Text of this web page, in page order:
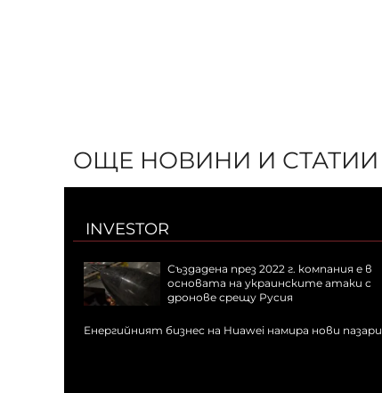
ОЩЕ НОВИНИ И СТАТИИ
INVESTOR
Създадена през 2022 г. компания е в
основата на украинските атаки с
дронове срещу Русия
Енергийният бизнес на Huawei намира нови пазари